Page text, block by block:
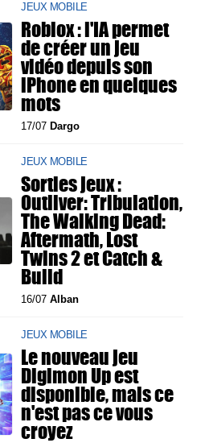
JEUX MOBILE
Roblox : l'IA permet
de créer un jeu
vidéo depuis son
iPhone en quelques
mots
17/07 Dargo
JEUX MOBILE
Sorties jeux :
Outliver: Tribulation,
The Walking Dead:
Aftermath, Lost
Twins 2 et Catch &
Build
16/07Alban
JEUX MOBILE
Le nouveau jeu
Digimon Up est
disponible, mais ce
n'est pas ce vous
croyez